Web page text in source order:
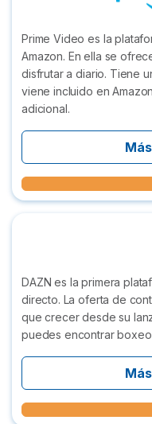
Prime Video es la
Amazon. En ella se
disfrutar a diario. Tiene
viene incluido en
adicional.
DAZN es la primera
directo. La oferta de
que crecer desde su
puedes encontrar